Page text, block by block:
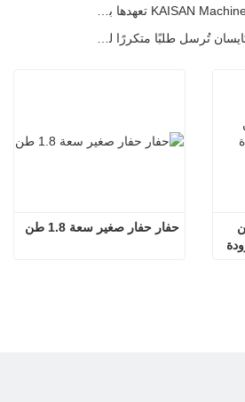
مكافأة الثقة: كايسان تُرسل طلبًا متكررًا لـ 20 وحدة حفارات إلى شريك برتغالي طويل الأمد
حفار حفار صغير سعة 1.8 طن